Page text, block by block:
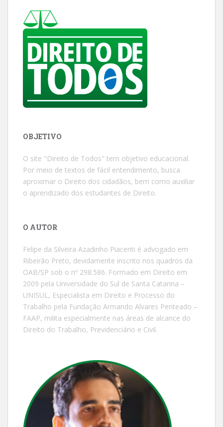
OBJETIVO
O site "Direito de Todos" tem objetivo educacional.
Por meio de textos de fácil entendimento, busca
aproximar o Direito dos cidadãos, bem como auxiliar
o aprendizado dos estudantes de Direito.
O AUTOR
Felipe da Silveira Azadinho Piacenti é advogado em
Ribeirão Preto, devidamente inscrito nos quadros da
OAB/SP sob o nº 298.586. Formado em Direito em
2009 pela Universidade do Sul de Santa Catarina –
UNISUL, Especialista em Direito e Processo do
Trabalho pela Fundação Armando Alvares Penteado –
FAAP, milita especialmente nas áreas de alcance do
Direito do Trabalho, Previdenciário e Civil.